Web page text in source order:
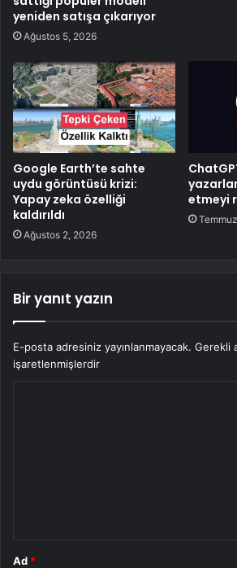
yeniden satışa çıkarıyor
Ağustos 5, 2026
Google Earth’te sahte
uydu görüntüsü krizi:
Yapay zeka özelliği
kaldırıldı
Ağustos 2, 2026
etmeyi
Bir yanıt yazın
E-posta adresiniz yayınlanmayacak. Gerekli
işaretlenmişlerdir
Ad *